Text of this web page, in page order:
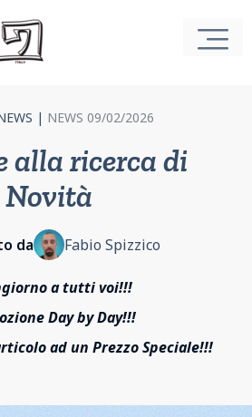
| NEWS 09/02/2026
alla ricerca di
Novità
da Fabio Spizzico
a tutti voi!!!
Day by Day!!!
ad un Prezzo Speciale!!!